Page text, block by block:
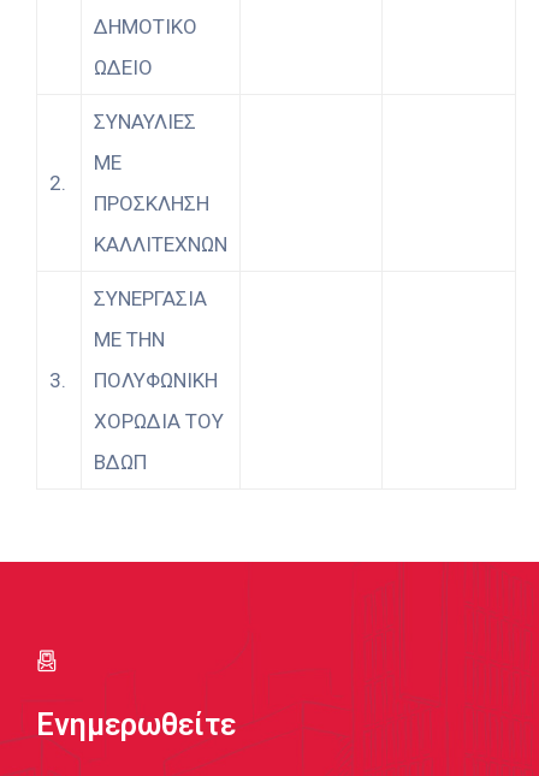
ΔΗΜΟΤΙΚΟ
ΩΔΕΙΟ
2.
ΣΥΝΑΥΛΙΕΣ
ΜΕ
ΠΡΟΣΚΛΗΣΗ
ΚΑΛΛΙΤΕΧΝΩΝ
3.
ΣΥΝΕΡΓΑΣΙΑ
ΜΕ ΤΗΝ
ΠΟΛΥΦΩΝΙΚΗ
ΧΟΡΩΔΙΑ ΤΟΥ
ΒΔΩΠ
Ενημερωθείτε